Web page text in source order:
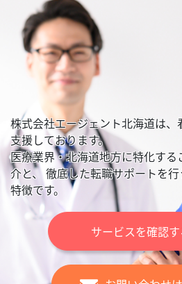
株式会社エージェント北海道は
支援しております。
医療業界・北海道地方に特化す
介と、 徹底した転職サポートを
特徴です。
サービスを確認す